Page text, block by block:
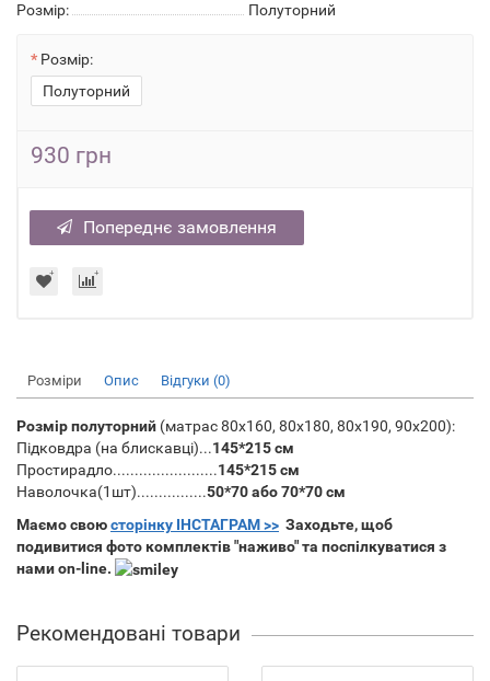
Розмір:
Полуторний
Розмір:
Полуторний
930 грн
Попереднє замовлення
Розміри Опис Відгуки (0)
Розмір полуторний (матрас80х160, 80х180, 80х190, 90х200):
Підковдра (на блискавці)...145*215 см
Простирадло........................145*215 см
Наволочка(1шт)................50*70 або 70*70 см
Маємо своюсторінку ІНСТАГРАМ >> Заходьте, щоб
подивитися фото комплектів "наживо" та поспілкуватися з
нами on-line.
Рекомендовані товари